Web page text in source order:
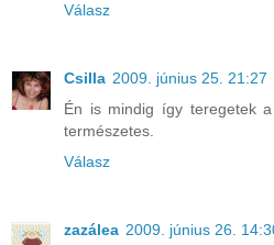
Válasz
Csilla 2009. június 25. 21:27
Én is mindig így teregetek
természetes.
Válasz
zazálea 2009. június 26.